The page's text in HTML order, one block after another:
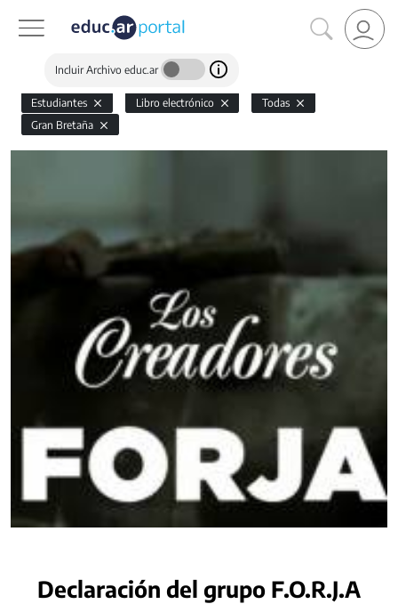
Incluir Archivo educ.ar
Estudiantes Libro electrónico
Todas
Gran Bretaña
Declaración del grupo F.O.R.J.A